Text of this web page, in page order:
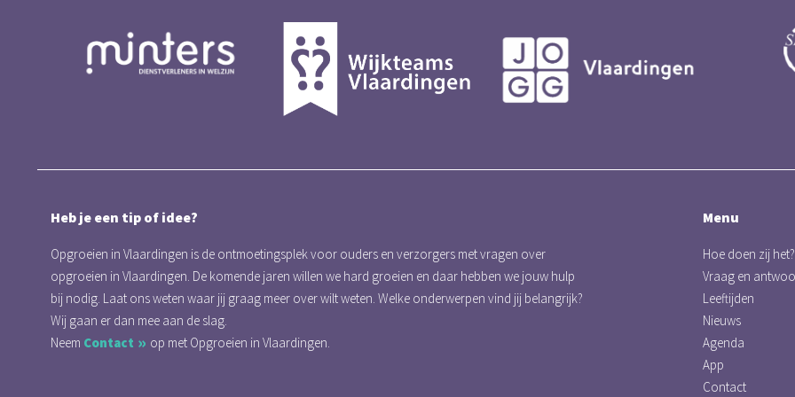
Heb je een tip of idee?
Opgroeien in Vlaardingen is de ontmoetingsplek voor ouders en verzorgers met vragen over
opgroeien in Vlaardingen. De komende jaren willen we hard groeien en daar hebben we jouw hulp
bij nodig. Laat ons weten waar jij graag meer over wilt weten. Welke onderwerpen vind jij belangrijk?
Wij gaan er dan mee aan de slag.
Neem Contact op met Opgroeien in Vlaardingen.
Menu
Hoe doen zij het?
Vraag en
Leeftijden
Nieuws
Agenda
App
Contact